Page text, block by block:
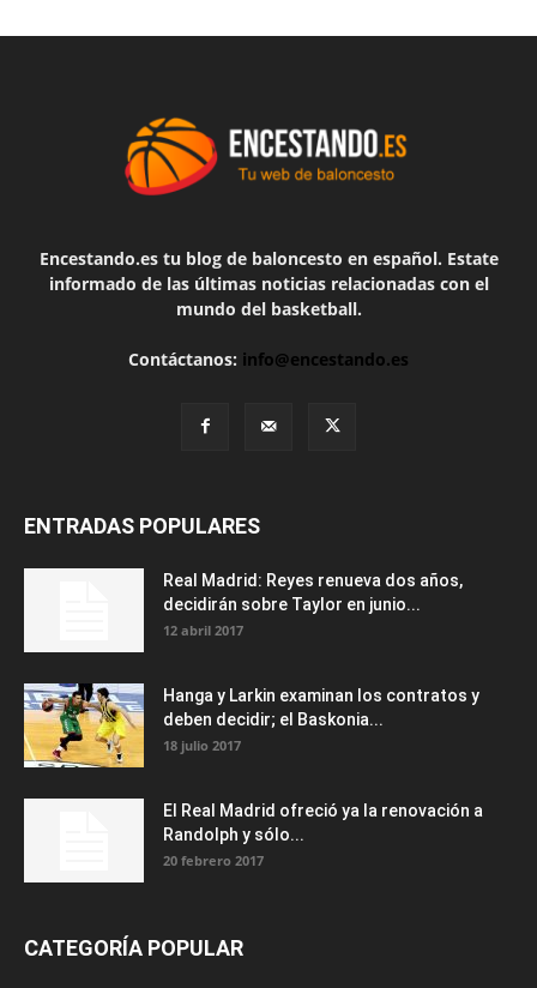
Encestando.es tu blog de baloncesto en español. Estate
informado de las últimas noticias relacionadas con el
mundo del basketball.
Contáctanos: info@encestando.es
ENTRADAS POPULARES
Real Madrid: Reyes renueva dos años,
decidirán sobre Taylor en junio...
12 abril 2017
Hanga y Larkin examinan los contratos y
deben decidir; el Baskonia...
18 julio 2017
El Real Madrid ofreció ya la renovación a
Randolph y sólo...
20 febrero 2017
CATEGORÍA POPULAR